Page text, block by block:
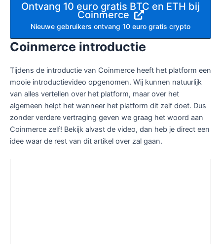
Ontvang 10 euro gratis BTC en ETH bij
Coinmerce
Nieuwe gebruikers ontvang 10 euro gratis crypto
Coinmerce introductie
Tijdens de introductie van Coinmerce heeft het platform een
mooie introductievideo opgenomen. Wij kunnen natuurlijk
van alles vertellen over het platform, maar over het
algemeen helpt het wanneer het platform dit zelf doet. Dus
zonder verdere vertraging geven we graag het woord aan
Coinmerce zelf! Bekijk alvast de video, dan heb je direct een
idee waar de rest van dit artikel over zal gaan.